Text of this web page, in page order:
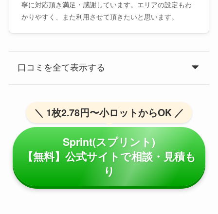
寧に対応頂き満足・感謝しています。エリアの設定もわ
かりやすく、また利用させて頂きたいと思います。
口コミを全て表示する
＼ 1枚2.78円〜小ロットからOK ／
Sprint(スプリント)
【無料】公式サイトで相談・見積も
り